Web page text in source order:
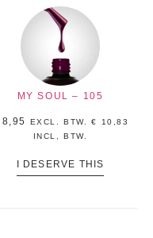
MY SOUL – 105
8,95 EXCL. BTW.€
10,83
INCL, BTW.
I DESERVE THIS